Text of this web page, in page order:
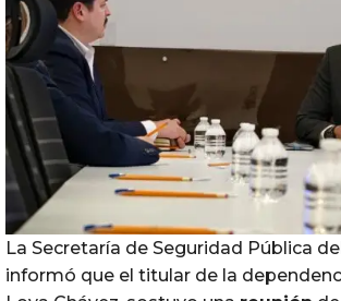
La Secretaría de Seguridad Pública
informó que el titular de la